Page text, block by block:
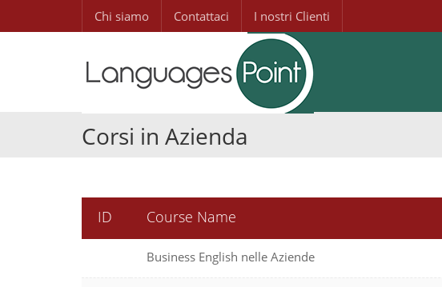
Chi siamo Contattaci I nostri Clienti
Corsi in Azienda
ID Course Name
Business English nelle Aziende